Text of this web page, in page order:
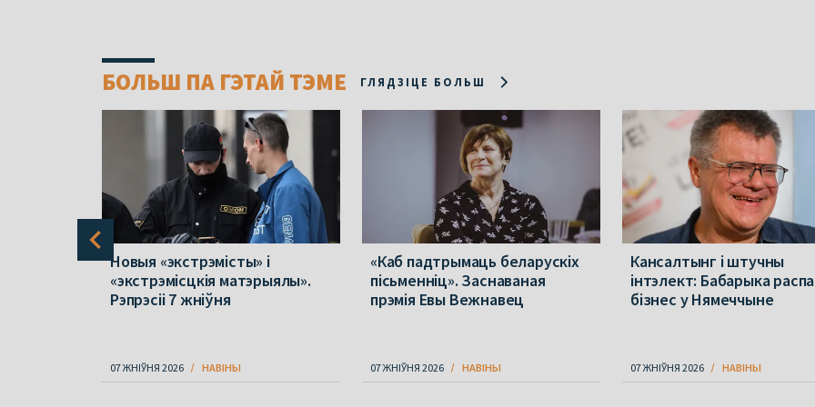
БОЛЬШ ПА ГЭТАЙ ТЭМЕ ГЛЯДЗІЦЕ БОЛЬШ
Новыя «экстрэмісты» і
«экстрэмісцкія матэрыялы».
Рэпрэсіі 7 жніўня
07 ЖНІЎНЯ 2026 НАВІНЫ
«Каб падтрымаць беларускіх
пісьменніц». Заснаваная
прэмія Евы Вежнавец
07 ЖНІЎНЯ 2026 НАВІНЫ
Кансалтынг і штучны
інтэлект: Бабарыка
бізнес у Нямеччыне
07 ЖНІЎНЯ 2026 НАВІНЫ